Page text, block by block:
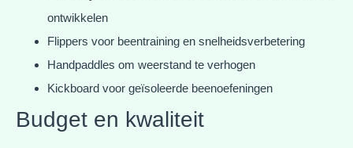
ontwikkelen
Flippers voor beentraining en snelheidsverbetering
Handpaddles om weerstand te verhogen
Kickboard voor geïsoleerde beenoefeningen
Budget en kwaliteit